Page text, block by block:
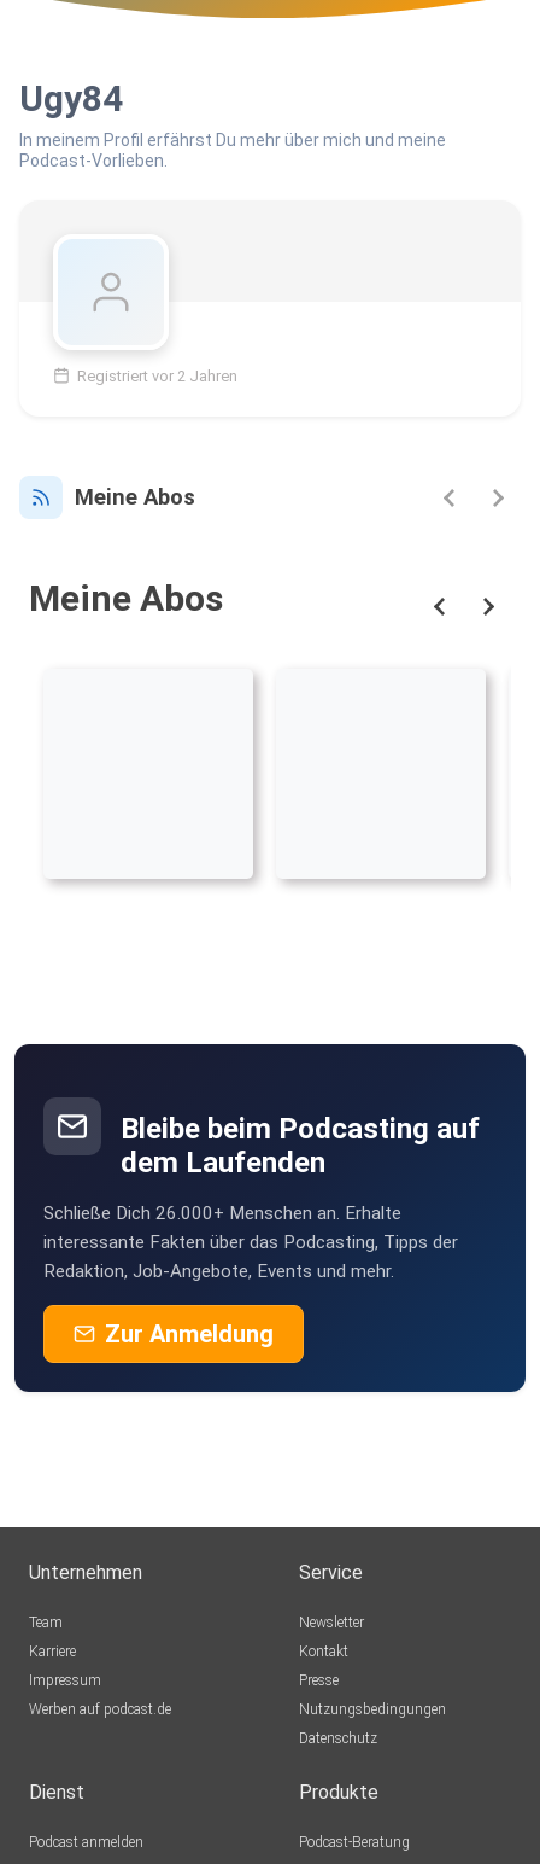
Ugy84
In meinem Profil erfährst Du mehr über mich und meine
Podcast-Vorlieben.
Registriert vor 2 Jahren
Meine Abos
Meine Abos
Bleibe beim Podcasting auf
dem Laufenden
Schließe Dich 26.000+ Menschen an. Erhalte
interessante Fakten über das Podcasting, Tipps der
Redaktion, Job-Angebote, Events und mehr.
Zur Anmeldung
Unternehmen
Team
Karriere
Impressum
Werben auf podcast.de
Service
Newsletter
Kontakt
Presse
Nutzungsbedingungen
Datenschutz
Dienst
Podcast anmelden
Produkte
Podcast-Beratung